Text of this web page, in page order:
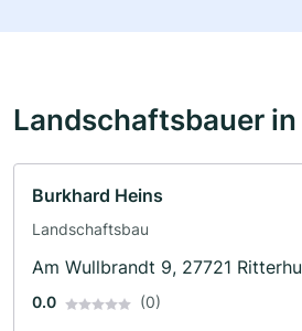
Landschaftsbauer in
Burkhard Heins
Landschaftsbau
Am Wullbrandt 9, 27721
0.0 (0)